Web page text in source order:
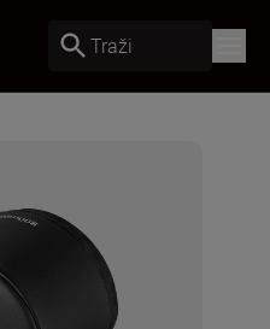
Traži